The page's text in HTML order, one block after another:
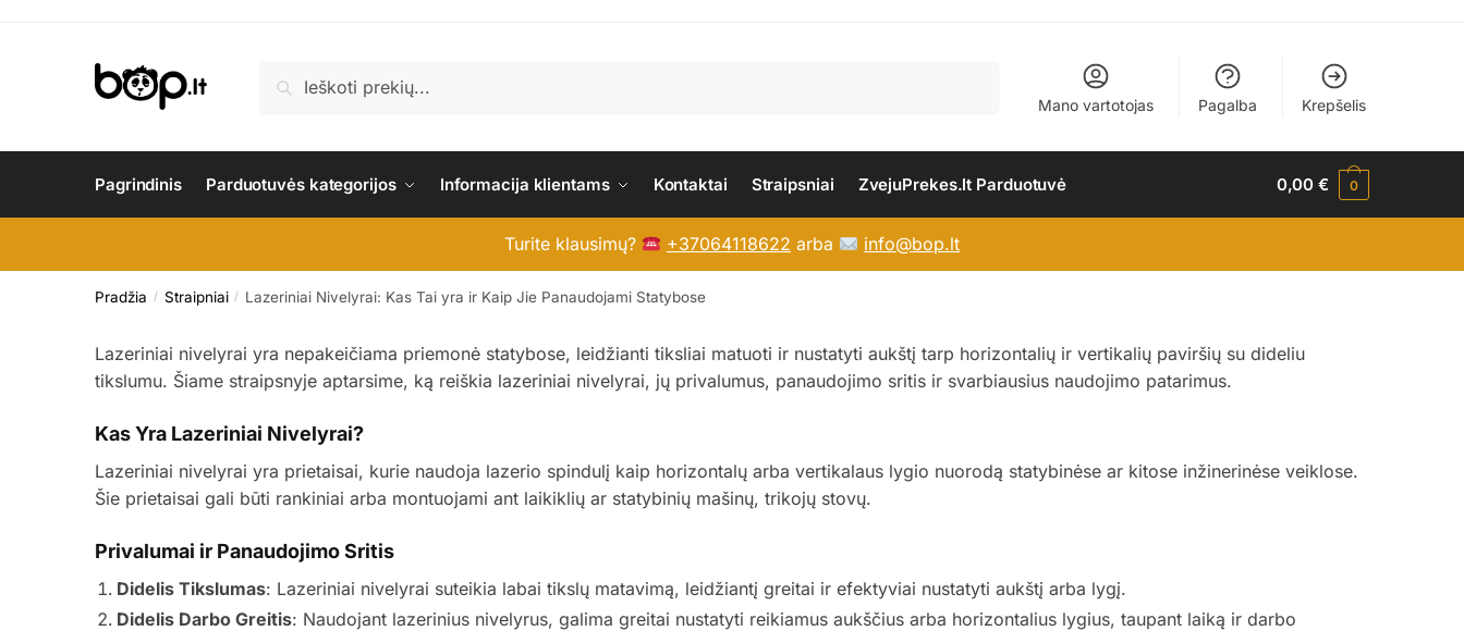
Ieškoti
Mano vartotojas Pagalba Krepšelis
Pagrindinis Parduotuvės kategorijos Informacija klientams Kontaktai Straipsniai ZvejuPrekes.lt Parduotuvė 0,00€ 0
Turite klausimų? +37064118622 arba info@bop.lt
Pradžia / Straipniai / Lazeriniai Nivelyrai: Kas Tai yra ir Kaip Jie Panaudojami Statybose
Lazeriniai nivelyrai yra nepakeičiama priemonė statybose, leidžianti tiksliai matuoti ir nustatyti aukštį tarp horizontalių ir vertikalių paviršių su dideliu
tikslumu. Šiame straipsnyje aptarsime, ką reiškia lazeriniai nivelyrai, jų privalumus, panaudojimo sritis ir svarbiausius naudojimo patarimus.
Kas Yra Lazeriniai Nivelyrai?
Lazeriniai nivelyrai yra prietaisai, kurie naudoja lazerio spindulį kaip horizontalų arba vertikalaus lygio nuorodą statybinėse ar kitose inžinerinėse veiklose.
Šie prietaisai gali būti rankiniai arba montuojami ant laikiklių ar statybinių mašinų, trikojų stovų.
Privalumai ir Panaudojimo Sritis
Didelis Tikslumas: Lazeriniai nivelyrai suteikia labai tikslų matavimą, leidžiantį greitai ir efektyviai nustatyti aukštį arba lygį.
Didelis Darbo Greitis: Naudojant lazerinius nivelyrus, galima greitai nustatyti reikiamus aukščius arba horizontalius lygius, taupant laiką ir darbo